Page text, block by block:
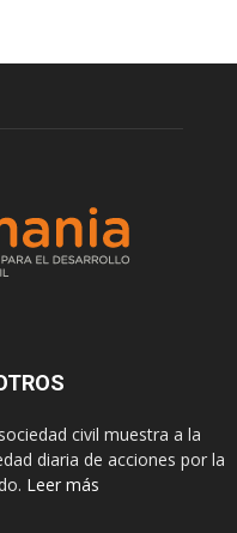
civil muestra a la
diaria de acciones por la
Leer más